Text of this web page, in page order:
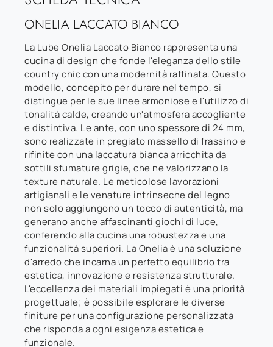
ONELIA LACCATO BIANCO
La Lube Onelia Laccato Bianco rappresenta una
cucina di design che fonde l'eleganza dello stile
country chic con una modernità raffinata. Questo
modello, concepito per durare nel tempo, si
distingue per le sue linee armoniose e l'utilizzo di
tonalità calde, creando un'atmosfera accogliente
e distintiva. Le ante, con uno spessore di 24 mm,
sono realizzate in pregiato massello di frassino e
rifinite con una laccatura bianca arricchita da
sottili sfumature grigie, che ne valorizzano la
texture naturale. Le meticolose lavorazioni
artigianali e le venature intrinseche del legno
non solo aggiungono un tocco di autenticità, ma
generano anche affascinanti giochi di luce,
conferendo alla cucina una robustezza e una
funzionalità superiori. La Onelia è una soluzione
d'arredo che incarna un perfetto equilibrio tra
estetica, innovazione e resistenza strutturale.
L'eccellenza dei materiali impiegati è una priorità
progettuale; è possibile esplorare le diverse
finiture per una configurazione personalizzata
che risponda a ogni esigenza estetica e
funzionale.